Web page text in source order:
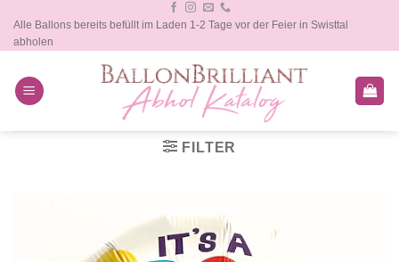
Inhalt
springen
Alle Ballons bereits befüllt im Laden 1-2 Tage vor der Feier in Swisttal
abholen
FILTER